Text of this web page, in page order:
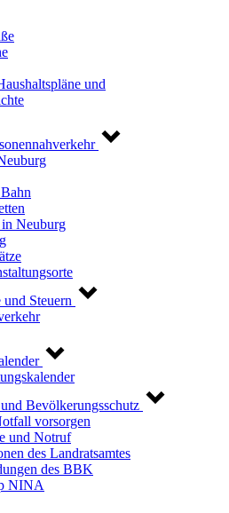
und
Neuburg
Steuern
Bevölkerungsschutz
vorsorgen
und Notruf
des Landratsamtes
des BBK
NINA